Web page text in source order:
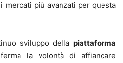
mercati più avanzati per questa
sviluppo della piattaforma
la volontà di affiancare